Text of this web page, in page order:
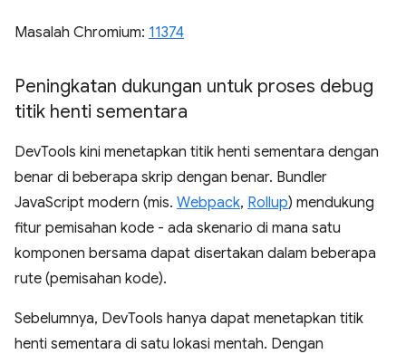
Masalah Chromium: 11374
Peningkatan dukungan untuk proses debug
titik henti sementara
DevTools kini menetapkan titik henti sementara dengan
benar di beberapa skrip dengan benar. Bundler
JavaScript modern (mis. Webpack, Rollup) mendukung
fitur pemisahan kode - ada skenario di mana satu
komponen bersama dapat disertakan dalam beberapa
rute (pemisahan kode).
Sebelumnya, DevTools hanya dapat menetapkan titik
henti sementara di satu lokasi mentah. Dengan